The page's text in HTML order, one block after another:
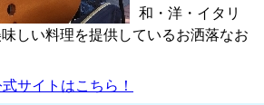
和・洋・イタリ
しい料理を提供しているお洒落なお
サイトはこちら！